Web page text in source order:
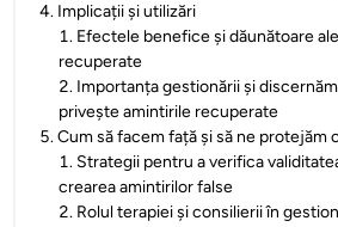
4. Implicații și utilizări
1. Efectele benefice și dăunătoare
recuperate
2. Importanța gestionării și
privește amintirile recuperate
5.Cum să facem față și să ne protejăm
1. Strategii pentru a verifica
crearea amintirilor false
2. Rolul terapiei și consilierii în